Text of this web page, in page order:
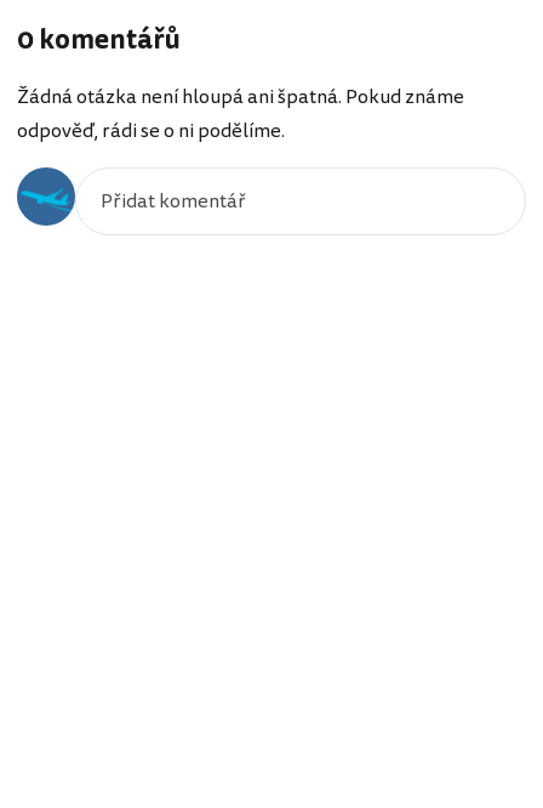
0 komentářů
Žádná otázka není hloupá ani špatná. Pokud známe
odpověď, rádi se o ni podělíme.